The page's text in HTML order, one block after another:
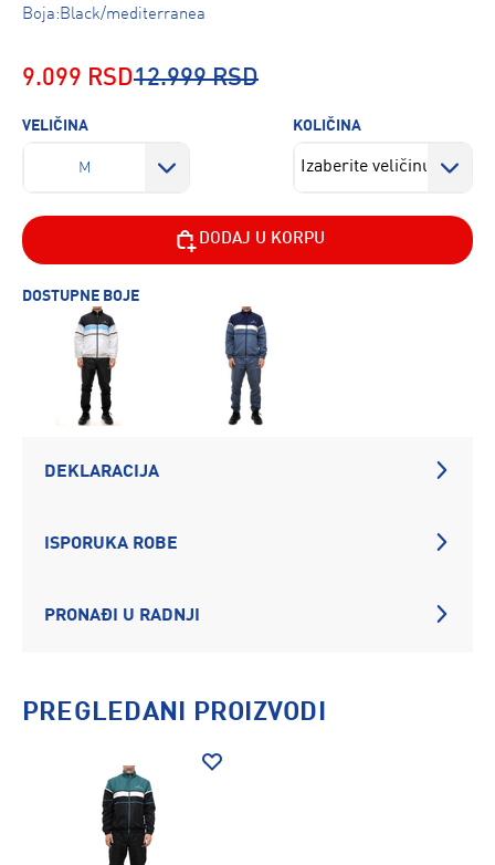
Boja:Black/mediterranea
9.099 RSD12.999 RSD
VELIČINA
M
KOLIČINA
DODAJ U KORPU
DOSTUPNE BOJE
DEKLARACIJA
ISPORUKA ROBE
PRONAĐI U RADNJI
PREGLEDANI PROIZVODI